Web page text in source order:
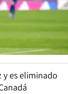
es eliminado